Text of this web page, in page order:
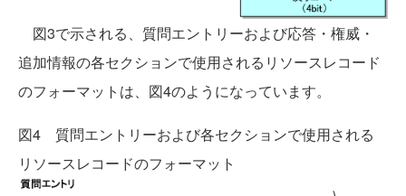
図3で示される、質問エントリーおよび応答・権威・
追加情報の各セクションで使用されるリソースレコード
のフォーマットは、図4のようになっています。
図4 質問エントリーおよび各セクションで使用される
リソースレコードのフォーマット